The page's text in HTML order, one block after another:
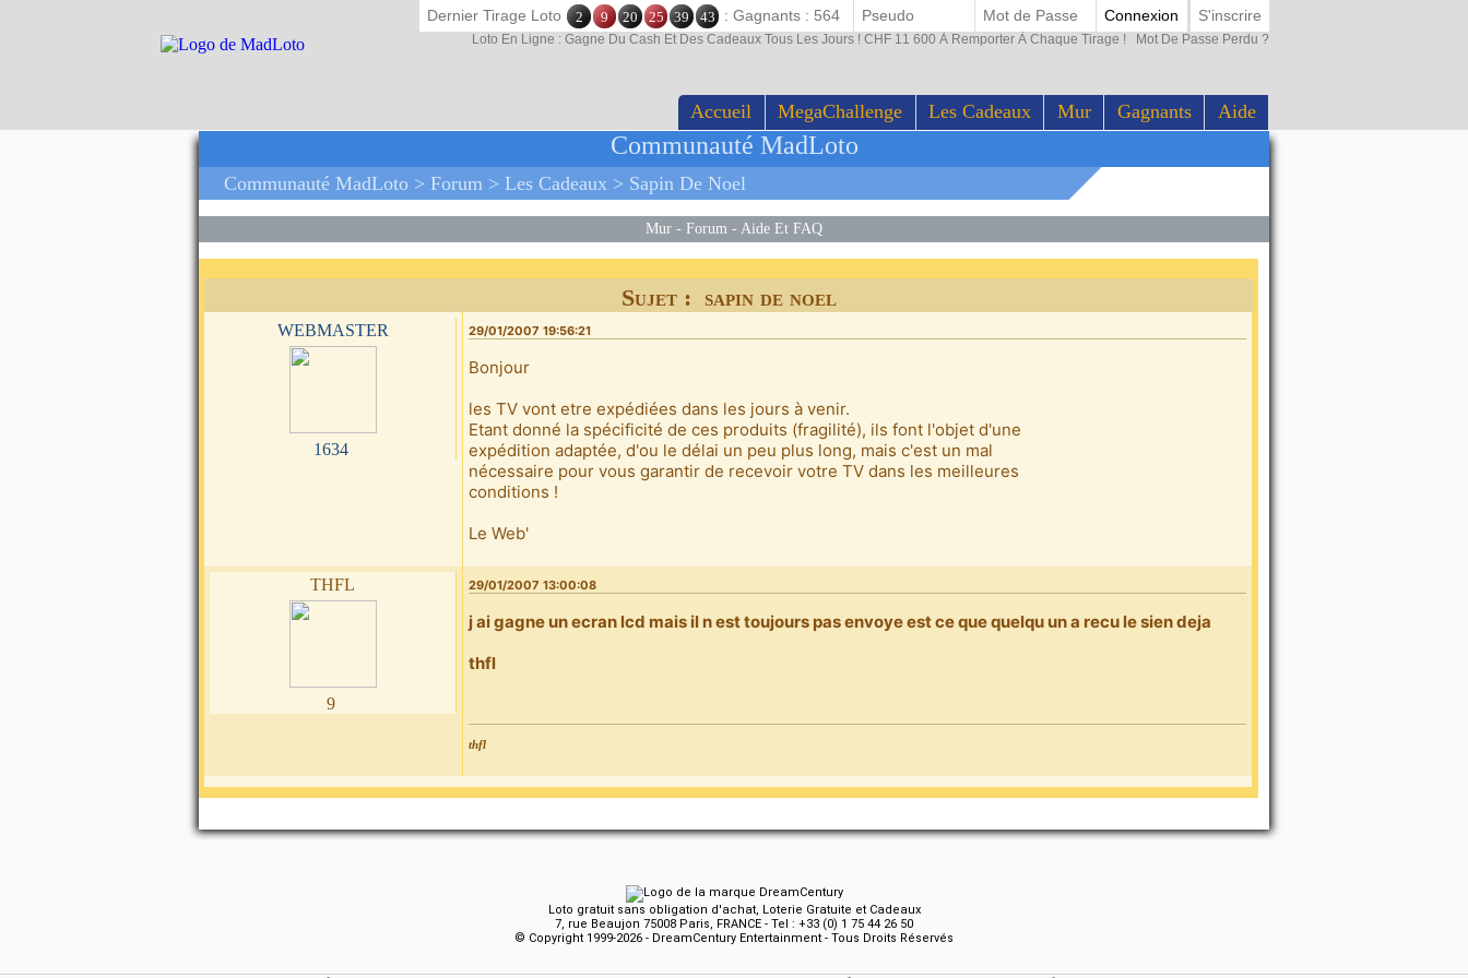
Accueil MegaChallenge Les Cadeaux Mur Gagnants Aide
Dernier Tirage Loto 2 9 20 25 39 43 : Gagnants : 564 Connexion S'inscrire
Loto En Ligne : Gagne Du Cash Et Des Cadeaux Tous Les Jours ! CHF 11 600 À Remporter À Chaque Tirage ! Mot De Passe Perdu ?
Communauté MadLoto
Communauté MadLoto > Forum > Les Cadeaux > Sapin De Noel
Mur - Forum - Aide Et FAQ
Sujet : sapin de noel
webmaster
1634
29/01/2007 19:56:21
Bonjour
les TV vont etre expédiées dans les jours à venir.
Etant donné la spécificité de ces produits (fragilité), ils font l'objet d'une
expédition adaptée, d'ou le délai un peu plus long, mais c'est un mal
nécessaire pour vous garantir de recevoir votre TV dans les meilleures
conditions !
Le Web'
thfl
9
29/01/2007 13:00:08
j ai gagne un ecran lcd mais il n est toujours pas envoye est ce que quelqu un a recu le sien deja
thfl
thfl
Loto gratuit sans obligation d'achat, Loterie Gratuite et Cadeaux
7, rue Beaujon 75008 Paris, FRANCE - Tel : +33 (0) 1 75 44 26 50
© Copyright 1999-2026 - DreamCentury Entertainment - Tous Droits Réservés